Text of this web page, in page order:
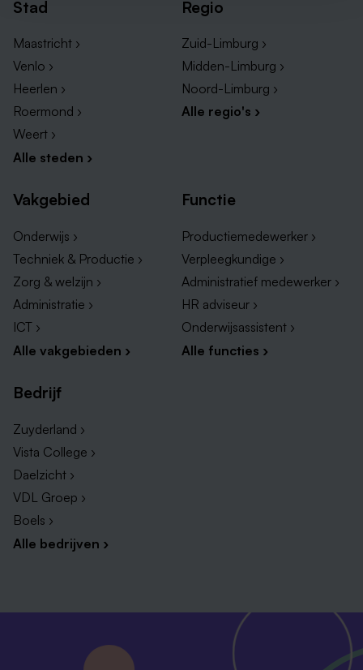
Stad
Maastricht ›
Venlo ›
Heerlen ›
Roermond ›
Weert ›
Alle steden ›
Regio
Zuid-Limburg ›
Midden-Limburg ›
Noord-Limburg ›
Alle regio's ›
Vakgebied
Onderwijs ›
Techniek & Productie ›
Zorg & welzijn ›
Administratie ›
ICT ›
Alle vakgebieden ›
Functie
Productiemedewerker ›
Verpleegkundige ›
Administratief medewerker ›
HR adviseur ›
Onderwijsassistent ›
Alle functies ›
Bedrijf
Zuyderland ›
Vista College ›
Daelzicht ›
VDL Groep ›
Boels ›
Alle bedrijven ›